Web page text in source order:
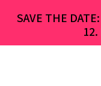
SAVE THE